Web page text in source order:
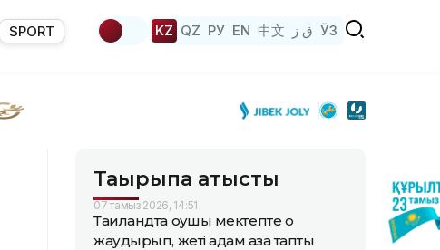
SPORT KZ QZ РУ EN 中文 ق ز ЎЗ
Тақырыпқа қатысты
07 тамыз 2026, 14:51
Таиландта оқушы мектепте оқ
жаудырып, жеті адам қаза тапты